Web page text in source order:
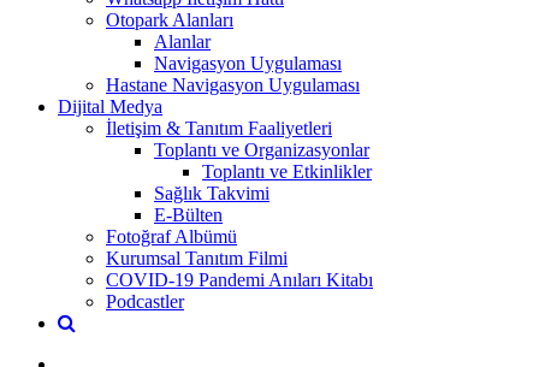
Otopark Alanları
Alanlar
Navigasyon Uygulaması
Hastane Navigasyon Uygulaması
Dijital Medya
İletişim & Tanıtım Faaliyetleri
Toplantı ve Organizasyonlar
Toplantı ve Etkinlikler
Sağlık Takvimi
E-Bülten
Fotoğraf Albümü
Kurumsal Tanıtım Filmi
COVID-19 Pandemi Anıları Kitabı
Podcastler